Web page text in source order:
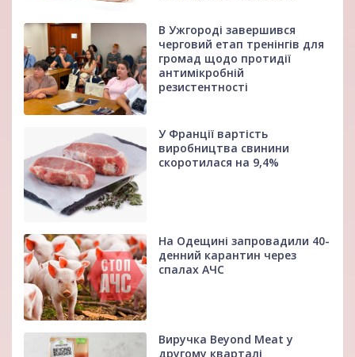
В Ужгороді завершився
черговий етап тренінгів для
громад щодо протидії
антимікробній
резистентності
У Франції вартість
виробництва свинини
скоротилася на 9,4%
На Одещині запровадили 40-
денний карантин через
спалах АЧС
Виручка Beyond Meat у
другому кварталі